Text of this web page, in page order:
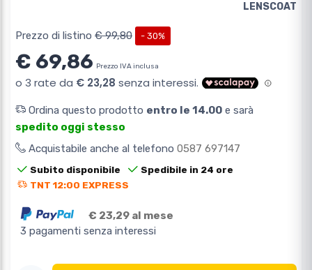
LENSCOAT
Prezzo di listino € 99,80 - 30%
€ 69,86 Prezzo IVA inclusa
Ordina questo prodotto entro le 14.00 e sarà
spedito oggi stesso
Acquistabile anche al telefono 0587 697147
Subito disponibile
Spedibile in 24 ore
TNT 12:00 EXPRESS
€ 23,29 al mese
3 pagamenti senza interessi